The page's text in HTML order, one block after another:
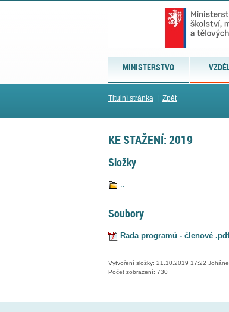
MINISTERSTVO
Titulní stránka Zpět
KE STAŽENÍ: 2019
Složky
..
Soubory
Rada programů - členové .pdf
Vytvoření složky: 21.10.2019 17:22
Počet zobrazení: 730